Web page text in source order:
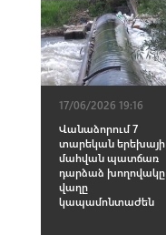
17/06/2026 19:16
Վանաձորում 7
տարեկան երեխայի
մահվան պատճառ
դարձաձ խողովակը
վաղը
կապամոնտաժեն